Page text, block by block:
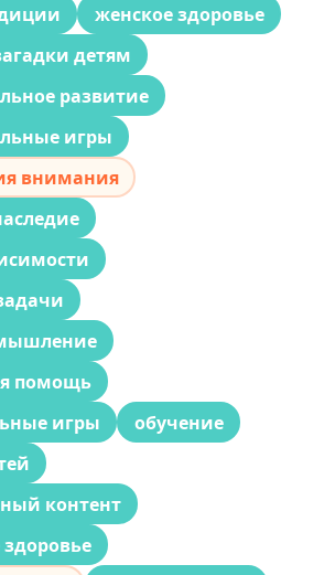
женское здоровье
детям
развитие
игры
внимания
помощь
игры
обучение
контент